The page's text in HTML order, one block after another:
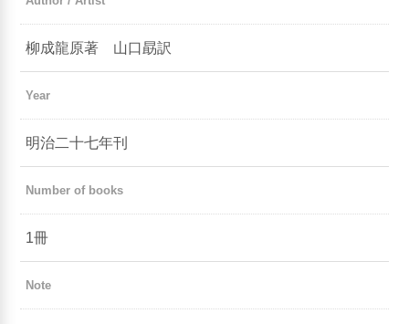
柳成龍原著 山口勗訳
Year
明治二十七年刊
Number of books
1冊
Note